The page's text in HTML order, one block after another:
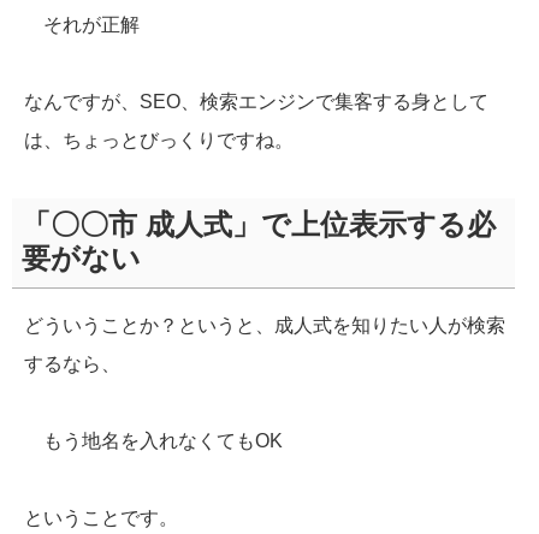
それが正解
なんですが、SEO、検索エンジンで集客する身として
は、ちょっとびっくりですね。
「〇〇市 成人式」で上位表示する必
要がない
どういうことか？というと、成人式を知りたい人が検索
するなら、
もう地名を入れなくてもOK
ということです。